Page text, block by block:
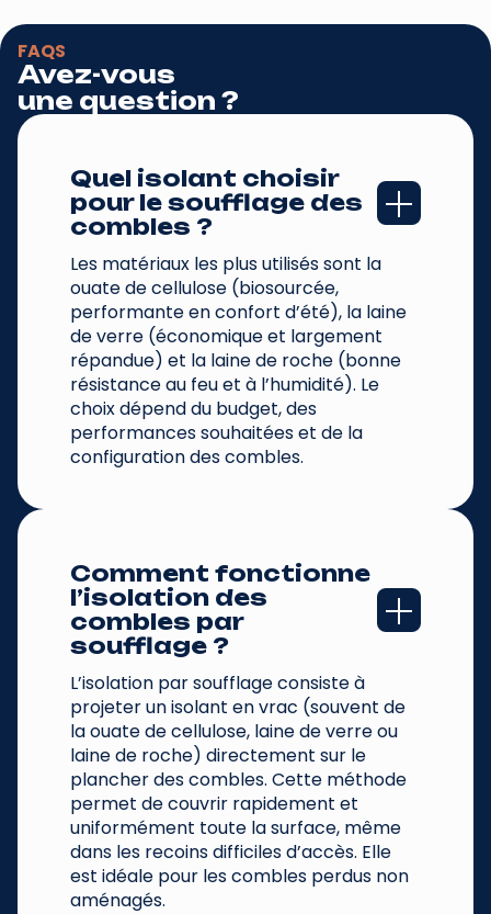
FAQS
Avez-vous
une question ?
Quel isolant choisir
pour le soufflage des
combles ?
Les matériaux les plus utilisés sont la
ouate de cellulose (biosourcée,
performante en confort d’été), la laine
de verre (économique et largement
répandue) et la laine de roche (bonne
résistance au feu et à l’humidité). Le
choix dépend du budget, des
performances souhaitées et de la
configuration des combles.
Comment fonctionne
l’isolation des
combles par
soufflage ?
L’isolation par soufflage consiste à
projeter un isolant en vrac (souvent de
la ouate de cellulose, laine de verre ou
laine de roche) directement sur le
plancher des combles. Cette méthode
permet de couvrir rapidement et
uniformément toute la surface, même
dans les recoins difficiles d’accès. Elle
est idéale pour les combles perdus non
aménagés.